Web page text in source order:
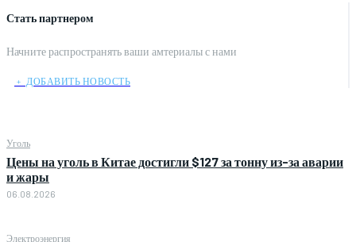
Стать партнером
Начните распространять ваши амтериалы с нами
﹢ ДОБАВИТЬ НОВОСТЬ
Уголь
Цены на уголь в Китае достигли $127 за тонну из-за аварии
и жары
06.08.2026
Электроэнергия